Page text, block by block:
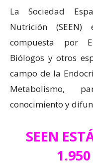
La Sociedad
Nutrición
compuesta por
Biólogos y otros
campo de la
Metabolismo,
conocimiento y
SEEN